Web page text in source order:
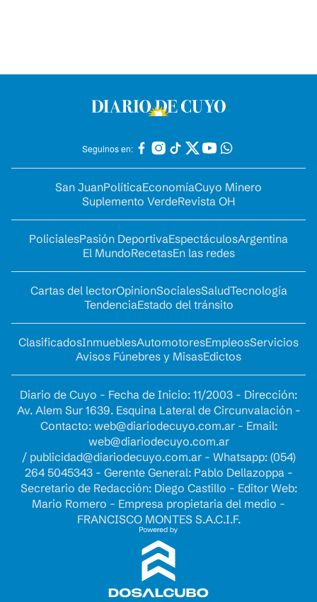
Seguinos en:
San JuanPolíticaEconomíaCuyo Minero
Suplemento VerdeRevista OH
PolicialesPasión DeportivaEspectáculosArgentina
El MundoRecetasEn las redes
Cartas del lectorOpinionSocialesSaludTecnología
TendenciaEstado del tránsito
ClasificadosInmueblesAutomotoresEmpleosServicios
Avisos Fúnebres y MisasEdictos
Diario de Cuyo - Fecha de Inicio: 11/2003 - Dirección:
Av. Alem Sur 1639. Esquina Lateral de Circunvalación -
Contacto: web@diariodecuyo.com.ar- Email:
web@diariodecuyo.com.ar
/ publicidad@diariodecuyo.com.ar- Whatsapp: (054)
264 5045343 - Gerente General: Pablo Dellazoppa -
Secretario de Redacción: Diego Castillo - Editor Web:
Mario Romero - Empresa propietaria del medio -
FRANCISCO MONTES S.A.C.I.F.